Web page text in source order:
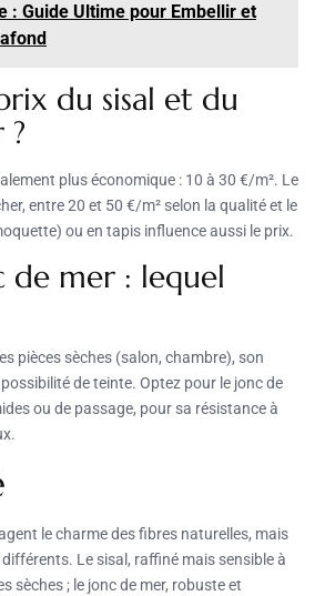
: Guide Ultime pour Embellir et
du sisal et du
?
plus économique : 10 à 30 €/m². Le
entre 20 et 50 €/m² selon la qualité et le
ou en tapis influence aussi le prix.
de mer : lequel
pièces sèches (salon, chambre), son
de teinte. Optez pour le jonc de
ou de passage, pour sa résistance à
le charme des fibres naturelles, mais
Le sisal, raffiné mais sensible à
sèches ; le jonc de mer, robuste et